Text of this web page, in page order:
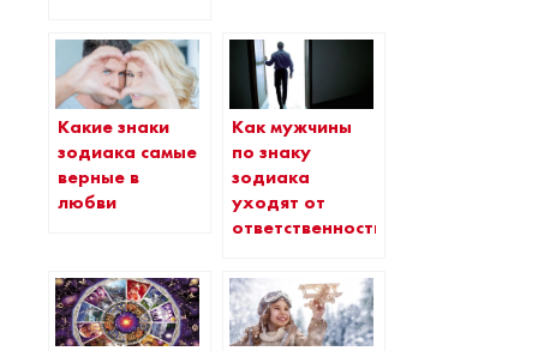
Какие знаки
зодиака самые
верные в
любви
Как мужчины
по знаку
зодиака
уходят от
ответственности